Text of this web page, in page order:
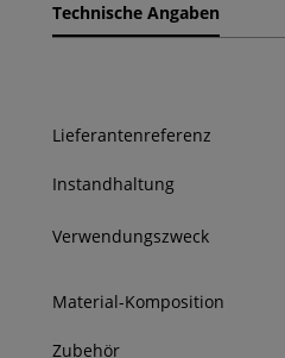
Technische Angaben
Lieferantenreferenz
Instandhaltung
Verwendungszweck
Material-Komposition
Zubehör